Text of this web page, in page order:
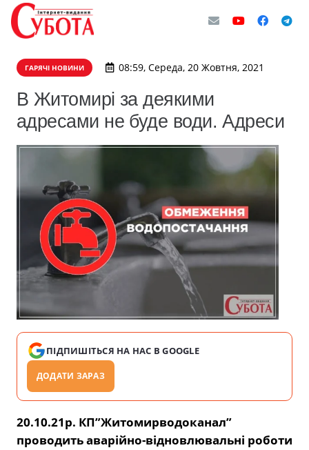
ГАРЯЧІ НОВИНИ 08:59, Середа, 20 Жовтня, 2021
В Житомирі за деякими
адресами не буде води. Адреси
ПІДПИШІТЬСЯ НА НАС В GOOGLE
ДОДАТИ ЗАРАЗ
20.10.21р. КП”Житомирводоканал”
проводить аварійно-відновлювальні роботи